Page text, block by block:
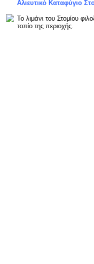
Αλιευτικό Καταφύγιο
Το λιμάνι του Στομίου
τοπίο της περιοχής.